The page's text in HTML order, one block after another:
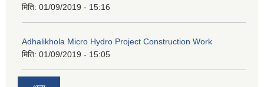
मिति: 01/09/2019 - 15:16
Adhalikhola Micro Hydro Project Construction Work
मिति: 01/09/2019 - 15:05